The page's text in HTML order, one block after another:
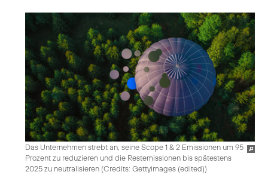
Das Unternehmen strebt an, seine Scope 1 & 2 Emissionen um 95
Prozent zu reduzieren und die Restemissionen bis spätestens
2025 zu neutralisieren (Credits: Gettyimages (edited))